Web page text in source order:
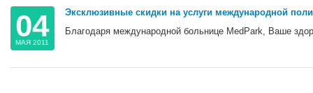
04
МАЯ 2011
Эксклюзивные скидки на услуги международной
Благодаря международной больнице MedPark, Ваше